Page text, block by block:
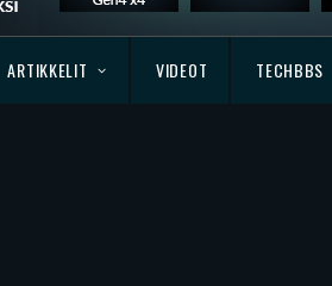
ARTIKKELIT VIDEOT TECHBBS